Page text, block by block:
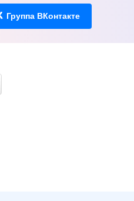
Группа ВКонтакте